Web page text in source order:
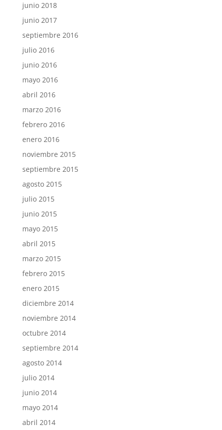
junio 2018
junio 2017
septiembre 2016
julio 2016
junio 2016
mayo 2016
abril 2016
marzo 2016
febrero 2016
enero 2016
noviembre 2015
septiembre 2015
agosto 2015
julio 2015
junio 2015
mayo 2015
abril 2015
marzo 2015
febrero 2015
enero 2015
diciembre 2014
noviembre 2014
octubre 2014
septiembre 2014
agosto 2014
julio 2014
junio 2014
mayo 2014
abril 2014